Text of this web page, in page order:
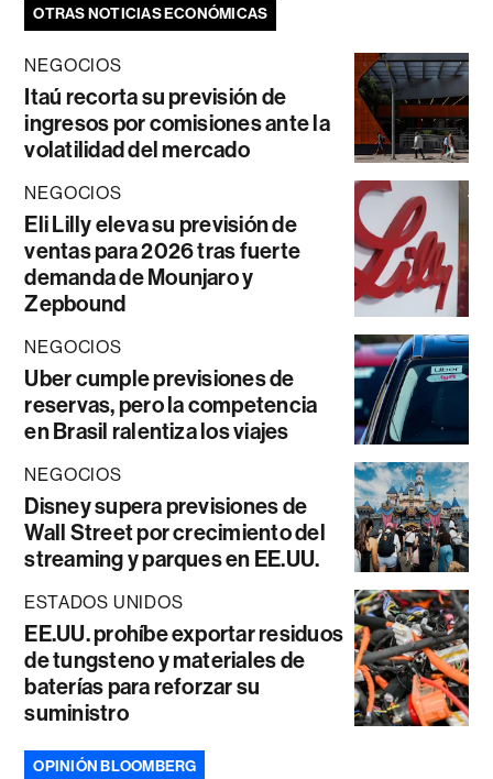
OTRAS NOTICIAS ECONÓMICAS
NEGOCIOS
Itaú recorta su previsión de
ingresos por comisiones ante la
volatilidad del mercado
NEGOCIOS
Eli Lilly eleva su previsión de
ventas para 2026 tras fuerte
demanda de Mounjaro y
Zepbound
NEGOCIOS
Uber cumple previsiones de
reservas, pero la competencia
en Brasil ralentiza los viajes
NEGOCIOS
Disney supera previsiones de
Wall Street por crecimiento del
streaming y parques en EE.UU.
ESTADOS UNIDOS
EE.UU. prohíbe exportar residuos
de tungsteno y materiales de
baterías para reforzar su
suministro
OPINIÓN BLOOMBERG